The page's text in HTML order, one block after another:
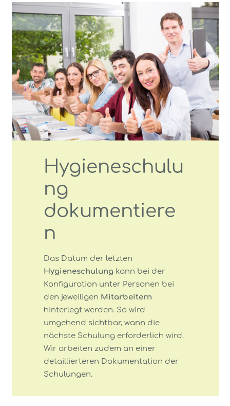
Hygieneschulu
ng
dokumentiere
n
Das Datum der letzten
Hygieneschulungkann bei der
Konfiguration unter Personen bei
den jeweiligen Mitarbeitern
hinterlegt werden. So wird
umgehend sichtbar, wann die
nächste Schulung erforderlich wird.
Wir arbeiten zudem an einer
detaillierteren Dokumentation der
Schulungen.